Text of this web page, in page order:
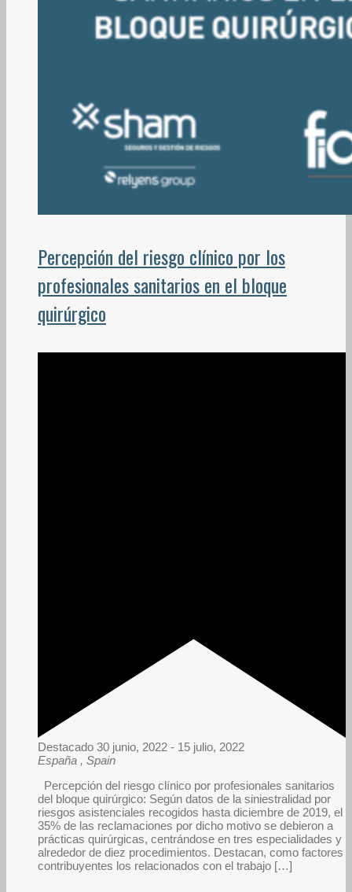
Percepción del riesgo clínico por los
profesionales sanitarios en el bloque
quirúrgico
Destacado 30 junio, 2022 - 15 julio, 2022
España , Spain
Percepción del riesgo clínico por profesionales sanitarios
del bloque quirúrgico: Según datos de la siniestralidad por
riesgos asistenciales recogidos hasta diciembre de 2019, el
35% de las reclamaciones por dicho motivo se debieron a
prácticas quirúrgicas, centrándose en tres especialidades y
alrededor de diez procedimientos. Destacan, como factores
contribuyentes los relacionados con el trabajo […]